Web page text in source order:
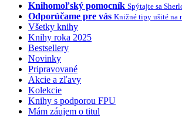
Knihomoľský pomocník Spýtajte sa
Odporúčame pre vás Knižné tipy ušité na
Všetky knihy
Knihy roka 2025
Bestsellery
Novinky
Pripravované
Akcie a zľavy
Kolekcie
Knihy s podporou FPU
Mám záujem o titul